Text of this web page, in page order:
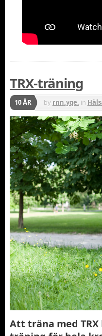
TRX-träning
10 ÅR by rnn.yqe. in
Att träna med